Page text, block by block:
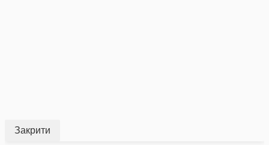
Закрити